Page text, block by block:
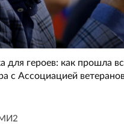
для героев: как прошла
с Ассоциацией